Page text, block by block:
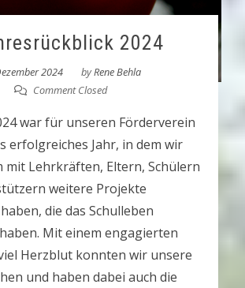
2024
2024 byRene Behla
Comment Closed
war für unseren Förderverein
erfolgreiches Jahr, in dem wir
mit Lehrkräften, Eltern, Schülern
weitere Projekte
die das Schulleben
Mit einem engagierten
Herzblut konnten wir unsere
und haben dabei auch die